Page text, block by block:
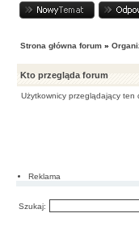
Strona główna forum »
Kto przegląda forum
Użytkownicy przeglądający ten
Reklama
Szukaj: